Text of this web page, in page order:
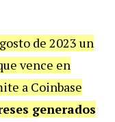
de 2023 un
vence en
a Coinbase
generados